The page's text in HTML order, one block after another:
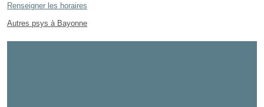
Renseigner les horaires
Autres psys à Bayonne